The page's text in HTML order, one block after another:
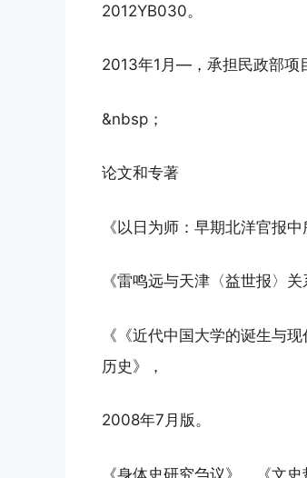
2012YB030。
2013年1月—，承担民政部项
&nbsp；
论文和专著
《以日为师：早期北洋官报
《雷鸣远与天津〈益世报〉
《《近代中国大学的诞生与
历史》，
2008年7月版。
《身体史研究刍议》，《文